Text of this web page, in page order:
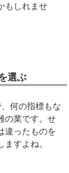
もしれませ
選ぶ
何の指標もな
の業です。せ
違ったものを
すよね。